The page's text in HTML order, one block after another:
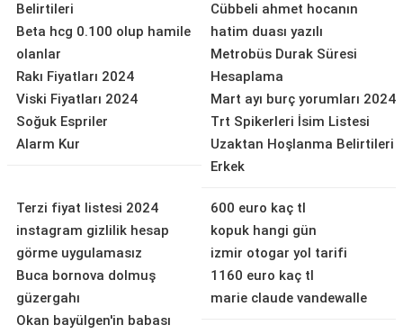
Belirtileri
Beta hcg 0.100 olup hamile
olanlar
Rakı Fiyatları 2024
Viski Fiyatları 2024
Soğuk Espriler
Alarm Kur
Cübbeli ahmet hocanın
hatim duası yazılı
Metrobüs Durak Süresi
Hesaplama
Mart ayı burç yorumları 2024
Trt Spikerleri İsim Listesi
Uzaktan Hoşlanma Belirtileri
Erkek
Terzi fiyat listesi 2024
instagram gizlilik hesap
görme uygulamasız
Buca bornova dolmuş
güzergahı
Okan bayülgen'in babası
600 euro kaç tl
kopuk hangi gün
izmir otogar yol tarifi
1160 euro kaç tl
marie claude vandewalle